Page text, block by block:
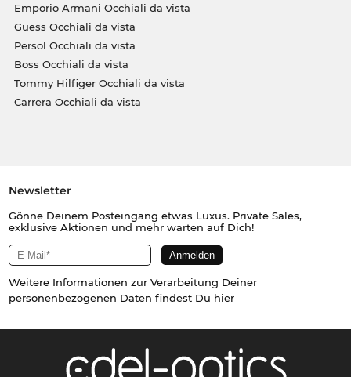
Emporio Armani Occhiali da vista
Guess Occhiali da vista
Persol Occhiali da vista
Boss Occhiali da vista
Tommy Hilfiger Occhiali da vista
Carrera Occhiali da vista
Newsletter
Gönne Deinem Posteingang etwas Luxus. Private Sales,
exklusive Aktionen und mehr warten auf Dich!
Weitere Informationen zur Verarbeitung Deiner
personenbezogenen Daten findest Du hier